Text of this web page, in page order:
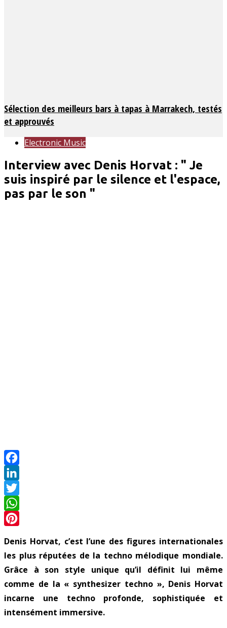
Sélection des meilleurs bars à tapas à Marrakech, testés
et approuvés
Electronic Music
Interview avec Denis Horvat : " Je
suis inspiré par le silence et l'espace,
pas par le son "
Facebook
LinkedIn
Twitter
WhatsApp
Denis Horvat, c’est l’une des figures internationales
les plus réputées de la techno mélodique mondiale.
Grâce à son style unique qu’il définit lui même
comme de la « synthesizer techno », Denis Horvat
incarne une techno profonde, sophistiquée et
intensément immersive.